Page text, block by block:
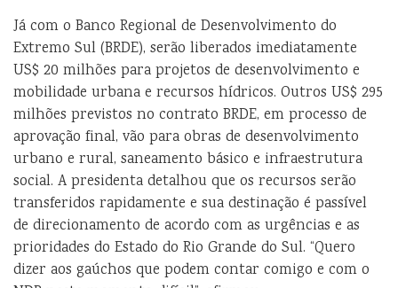
Já com o Banco Regional de Desenvolvimento do
Extremo Sul (BRDE), serão liberados imediatamente
US$ 20 milhões para projetos de desenvolvimento e
mobilidade urbana e recursos hídricos. Outros US$ 295
milhões previstos no contrato BRDE, em processo de
aprovação final, vão para obras de desenvolvimento
urbano e rural, saneamento básico e infraestrutura
social. A presidenta detalhou que os recursos serão
transferidos rapidamente e sua destinação é passível
de direcionamento de acordo com as urgências e as
prioridades do Estado do Rio Grande do Sul. “Quero
dizer aos gaúchos que podem contar comigo e com o